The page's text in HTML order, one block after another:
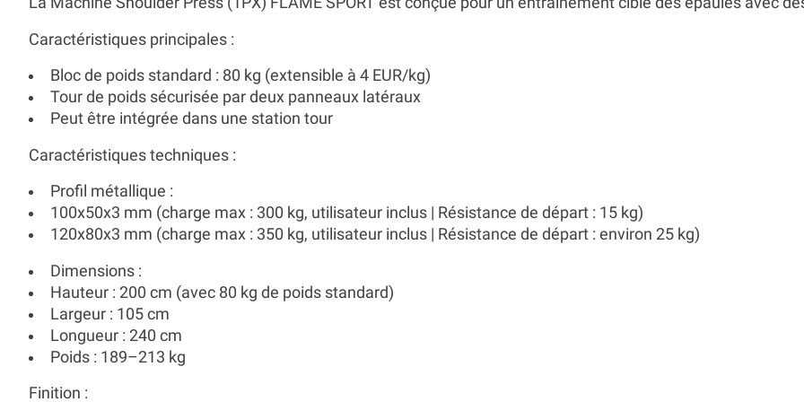
Caractéristiques principales :
Bloc de poids standard : 80 kg (extensible à 4 EUR/kg)
Tour de poids sécurisée par deux panneaux latéraux
Peut être intégrée dans une station tour
Caractéristiques techniques :
Profil métallique :
100x50x3 mm (charge max : 300 kg, utilisateur inclus | Résistance de départ : 15 kg)
120x80x3 mm (charge max : 350 kg, utilisateur inclus | Résistance de départ : environ 25 kg)
Dimensions :
Hauteur : 200 cm (avec 80 kg de poids standard)
Largeur : 105 cm
Longueur : 240 cm
Poids : 189–213 kg
Finition :